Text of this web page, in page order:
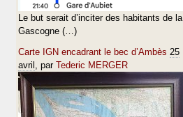
Le but serait d’inciter des habitants de la
Gascogne (…)
Carte IGN encadrant le bec d’Ambès 25
avril , par Tederic MERGER